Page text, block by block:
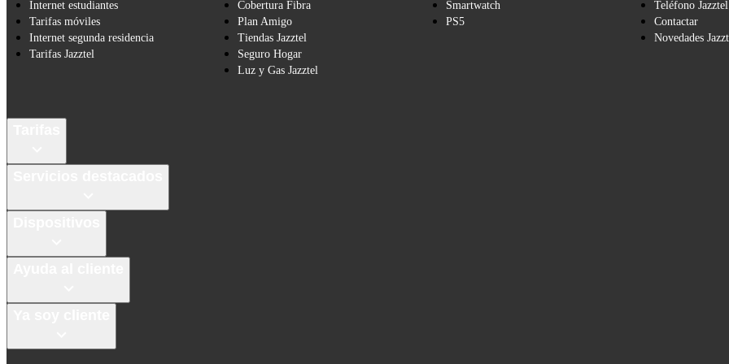
Internet estudiantes
Tarifas móviles
Internet segunda residencia
Tarifas Jazztel
Cobertura Fibra
Plan Amigo
Tiendas Jazztel
Seguro Hogar
Luz y Gas Jazztel
Smartwatch
PS5
Teléfono Jazztel
Contactar
Novedades